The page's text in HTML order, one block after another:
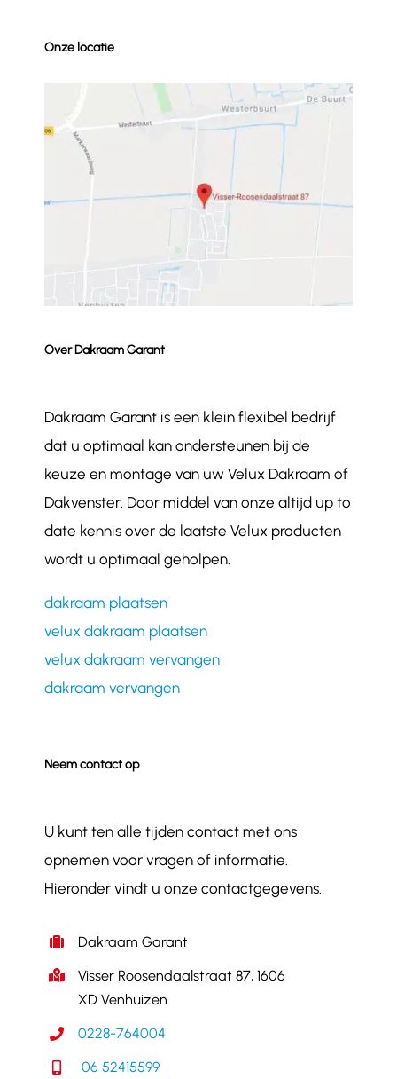
Onze locatie
Over Dakraam Garant
Dakraam Garant is een klein flexibel bedrijf
dat u optimaal kan ondersteunen bij de
keuze en montage van uw Velux Dakraam of
Dakvenster. Door middel van onze altijd up to
date kennis over de laatste Velux producten
wordt u optimaal geholpen.
dakraam plaatsen
velux dakraam plaatsen
velux dakraam vervangen
dakraam vervangen
Neem contact op
U kunt ten alle tijden contact met ons
opnemen voor vragen of informatie.
Hieronder vindt u onze contactgegevens.
Dakraam Garant
Visser Roosendaalstraat 87, 1606
XD Venhuizen
0228-764004
06 52415599